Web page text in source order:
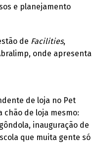
e planejamento
de Facilities,
onde apresenta
de loja no Pet
chão de loja mesmo:
inauguração de
que muita gente só